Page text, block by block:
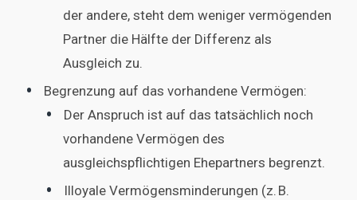
der andere, steht dem weniger vermögenden
Partner die Hälfte der Differenz als
Ausgleich zu.
Begrenzung auf das vorhandene Vermögen:
Der Anspruch ist auf das tatsächlich noch
vorhandene Vermögen des
ausgleichspflichtigen Ehepartners begrenzt.
Illoyale Vermögensminderungen (z. B.